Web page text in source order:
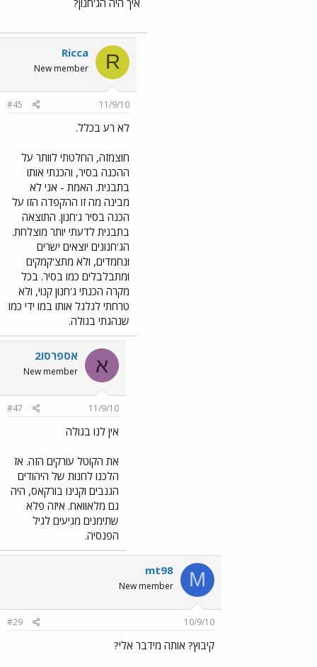
R
Ricca
New member
11/9/10
#45
לא רע בכלל.
חוצמזה, החלטתי לוותר על
ההכנה בסיר, והכנתי אותו
בתבנית. האמת - אני לא
מבינה מה זו ההקפדה הזו על
הכנה בסיר ג'חנון. התוצאה
בתבנית לדעתי יותר מוצלחת.
הג'חנונים יוצאים ישרים
ונחמדים, ולא מתצ'קמקים
ומתבלבלים כמו בסיר. בכל
מקרה הכנתי ג'חנון קנוי, ולא
טרחתי לגלגל אותו במו ידי כמו
שנהגתי בגולה.
א אספרסו2
New member
11/9/10
#47
אין לנו בגולה
את הקוטל עורקים הזה. אז
הלכנו לחנות של היהודים
הגנבים וקנינו בורקאס, היה
גם מלאוואח. איזה פלא
שתימנים מגיעים לגיל
הפנסיה.
M
mt98
New member
10/9/10
#29
קיבוץ? אותה מידבר אלי?